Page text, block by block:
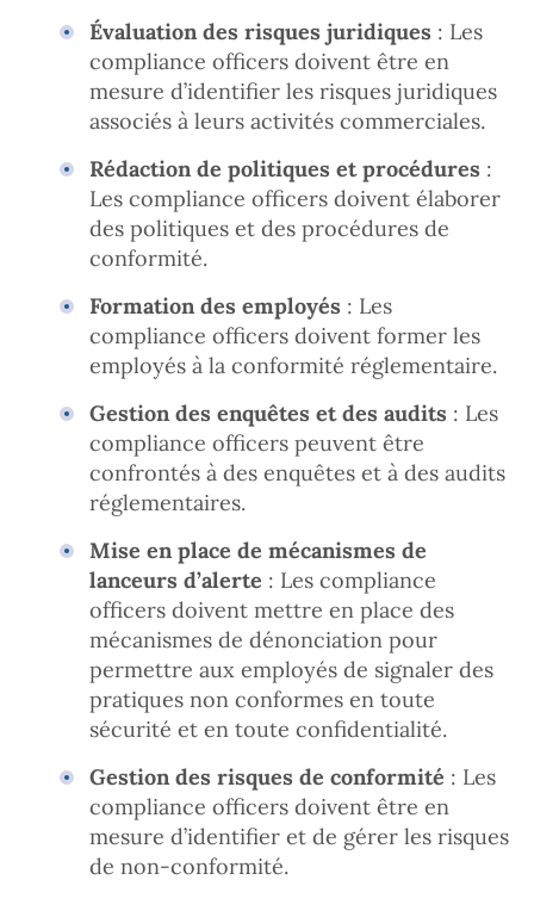
Évaluation des risques juridiques : Les
compliance officers doivent être en
mesure d’identifier les risques juridiques
associés à leurs activités commerciales.
Rédaction de politiques et procédures :
Les compliance officers doivent élaborer
des politiques et des procédures de
conformité.
Formation des employés : Les
compliance officers doivent former les
employés à la conformité réglementaire.
Gestion des enquêtes et des audits : Les
compliance officers peuvent être
confrontés à des enquêtes et à des audits
réglementaires.
Mise en place de mécanismes de
lanceurs d’alerte : Les compliance
officers doivent mettre en place des
mécanismes de dénonciation pour
permettre aux employés de signaler des
pratiques non conformes en toute
sécurité et en toute confidentialité.
Gestion des risques de conformité : Les
compliance officers doivent être en
mesure d’identifier et de gérer les risques
de non-conformité.